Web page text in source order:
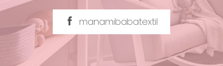
manamibabatextil